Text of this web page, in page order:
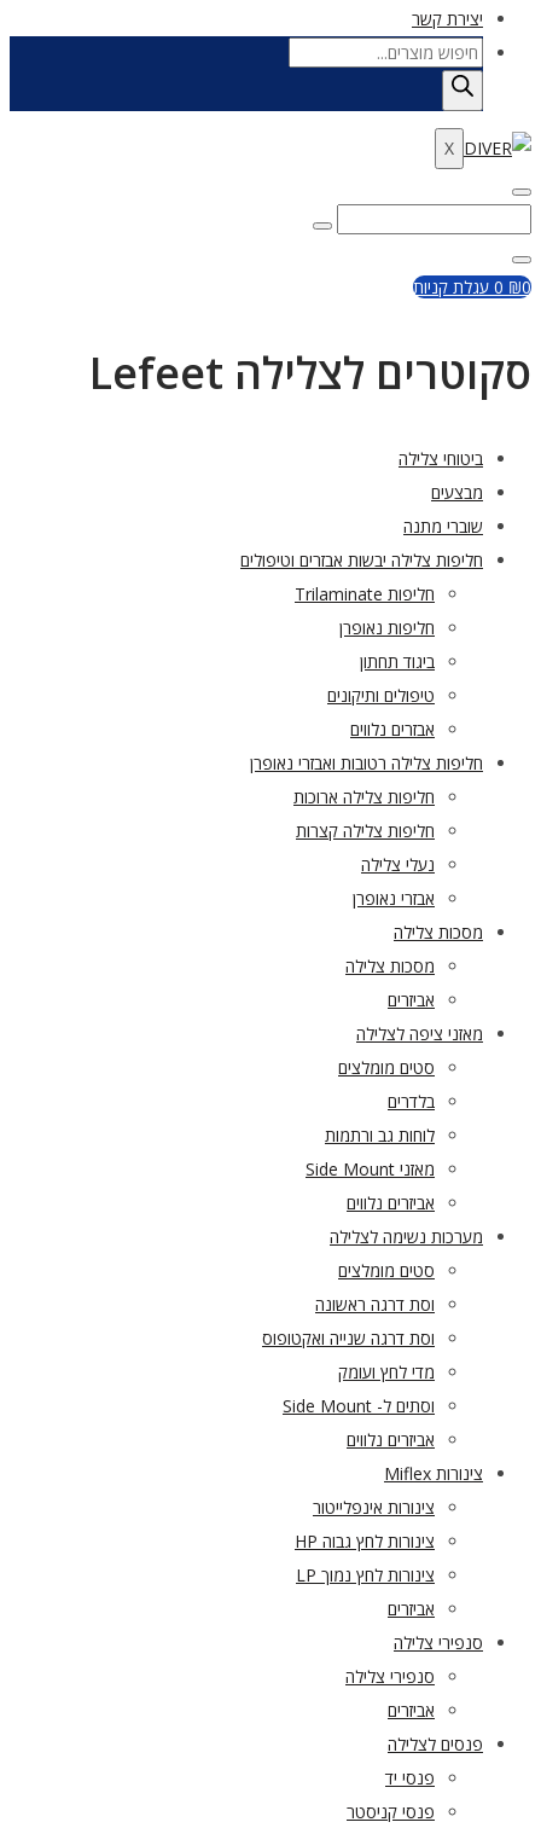
יצירת קשר
Products
search
X
Enter
Keywordfor:
Close
₪0
0 עגלת קניות
סקוטרים לצלילה Lefeet
ביטוחי צלילה
מבצעים
שוברי מתנה
חליפות צלילה יבשות אבזרים וטיפולים
חליפות Trilaminate
חליפות נאופרן
ביגוד תחתון
טיפולים ותיקונים
אבזרים נלווים
חליפות צלילה רטובות ואבזרי נאופרן
חליפות צלילה ארוכות
חליפות צלילה קצרות
נעלי צלילה
אבזרי נאופרן
מסכות צלילה
מסכות צלילה
אביזרים
מאזני ציפה לצלילה
סטים מומלצים
בלדרים
לוחות גב ורתמות
מאזני Side Mount
אביזרים נלווים
מערכות נשימה לצלילה
סטים מומלצים
וסת דרגה ראשונה
וסת דרגה שנייה ואקטופוס
מדי לחץ ועומק
וסתים ל- Side Mount
אביזרים נלווים
צינורות Miflex
צינורות אינפלייטור
צינורות לחץ גבוה HP
צינורות לחץ נמוך LP
אביזרים
סנפירי צלילה
סנפירי צלילה
אביזרים
פנסים לצלילה
פנסי יד
פנסי קניסטר